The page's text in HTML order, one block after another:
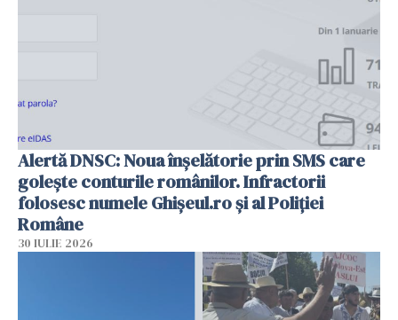
Alertă DNSC: Noua înșelătorie prin SMS care
golește conturile românilor. Infractorii
folosesc numele Ghișeul.ro și al Poliției
Române
30 IULIE 2026